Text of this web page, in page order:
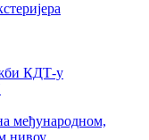
КДТ-у
међународном,